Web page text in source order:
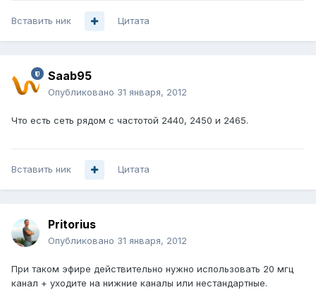
Вставить ник Цитата
Saab95
Опубликовано 31 января, 2012
Что есть сеть рядом с частотой 2440, 2450 и 2465.
Вставить ник Цитата
Pritorius
Опубликовано 31 января, 2012
При таком эфире действительно нужно использовать 20 мгц
канал + уходите на нижние каналы или нестандартные.